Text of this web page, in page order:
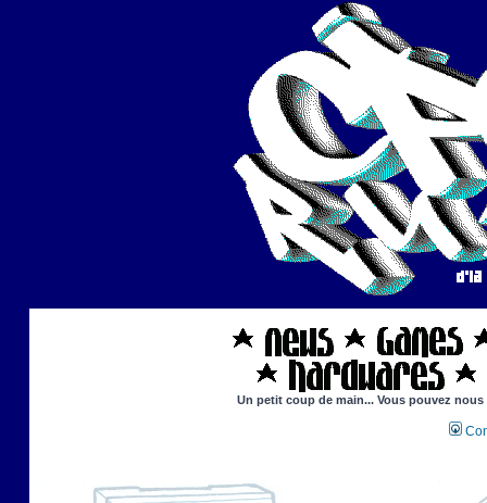
Un petit coup de main... Vous pouvez